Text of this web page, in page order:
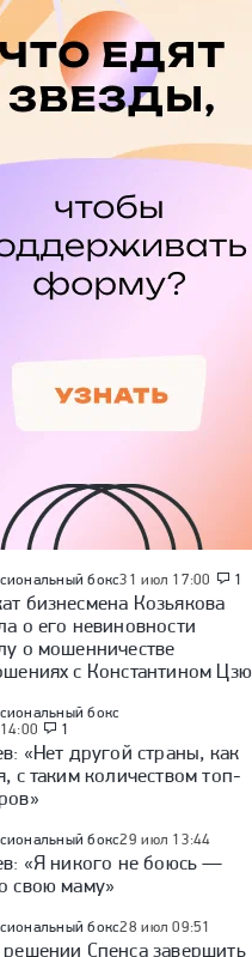
бокс31 июл 17:00 1
бизнесмена Козьякова
о его невиновности
о мошенничестве
с Константином Цзю
бокс
1
«Нет другой страны, как
с таким количеством топ-
бокс29 июл 13:44
«Я никого не боюсь —
свою маму»
бокс28 июл 09:51
Спенса завершить